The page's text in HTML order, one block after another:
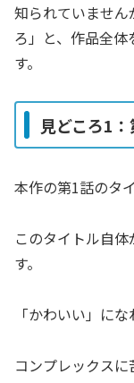
知られていませ
ろ」と、作品全
す。
見どころ1：
本作の第1話のタ
このタイトル自
す。
「かわいい」に
コンプレックスに